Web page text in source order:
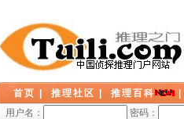
首页 推理社区 推理百科
用户名：
密码：